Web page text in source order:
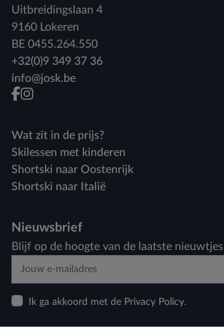
Uitbreidingslaan 4
9160 Lokeren
BE 0455.264.550
+32(0)9 349 37 36
info@josk.be
facebook
instagram
Wat zit in de prijs?
Skilessen met kinderen
Shortski naar Oostenrijk
Shortski naar Italië
Nieuwsbrief
Blijf op de hoogte van de laatste nieuwtjes
Ik ga akkoord met de Privacy Policy.